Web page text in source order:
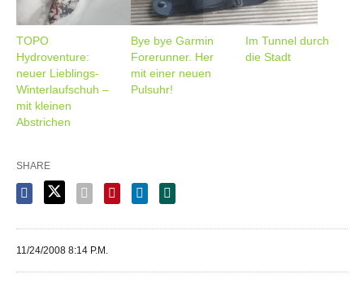
TOPO
Hydroventure:
neuer Lieblings-
Winterlaufschuh –
mit kleinen
Abstrichen
Bye bye Garmin
Forerunner. Her
mit einer neuen
Pulsuhr!
Im Tunnel durch
die Stadt
SHARE
11/24/2008 8:14 P.M.